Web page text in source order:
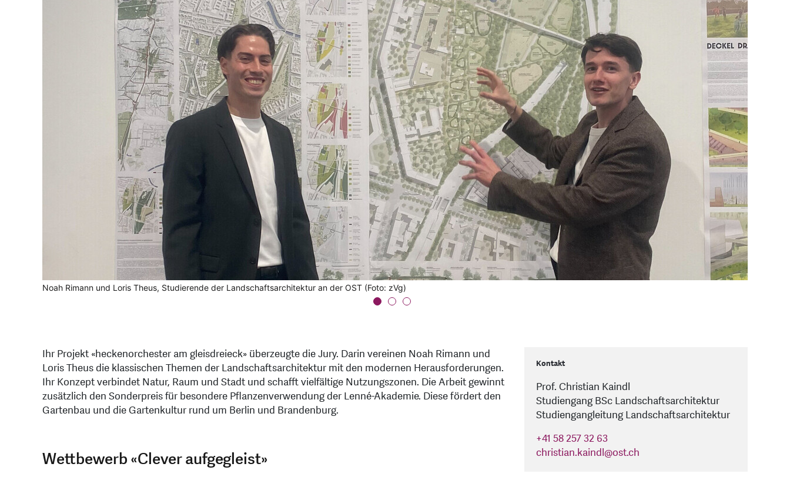
Noah Rimann und Loris Theus, Studierende der Landschaftsarchitektur an der OST (Foto: zVg)
Ihr Projekt «heckenorchester am gleisdreieck» überzeugte die Jury. Darin vereinen Noah Rimann und
Loris Theus die klassischen Themen der Landschaftsarchitektur mit den modernen Herausforderungen.
Ihr Konzept verbindet Natur, Raum und Stadt und schafft vielfältige Nutzungszonen. Die Arbeit gewinnt
zusätzlich den Sonderpreis für besondere Pflanzenverwendung der Lenné-Akademie. Diese fördert den
Gartenbau und die Gartenkultur rund um Berlin und Brandenburg.
Wettbewerb «Clever aufgegleist»
Kontakt
Prof. Christian Kaindl
Studiengang BSc Landschaftsarchitektur
Studiengangleitung Landschaftsarchitektur
+41 58 257 32 63
christian.kaindl@ost.ch